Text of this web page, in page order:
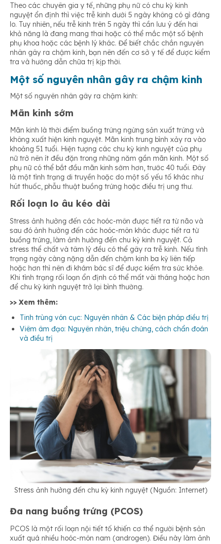
Theo các chuyên gia y tế, những phụ nữ có chu kỳ kinh
nguyệt ổn định thì việc trễ kinh dưới 5 ngày không có gì đáng
lo. Tuy nhiên, nếu trễ kinh trên 5 ngày thì cần lưu ý đến hai
khả năng là đang mang thai hoặc có thể mắc một số bệnh
phụ khoa hoặc các bệnh lý khác. Để biết chắc chắn nguyên
nhân gây ra chậm kinh, bạn nên đến cơ sở y tế để được kiểm
tra và hướng dẫn chữa trị kịp thời.
Một số nguyên nhân gây ra chậm kinh
Một số nguyên nhân gây ra chậm kinh:
Mãn kinh sớm
Mãn kinh là thời điểm buồng trứng ngừng sản xuất trứng và
không xuất hiện kinh nguyệt. Mãn kinh trung bình xảy ra vào
khoảng 51 tuổi. Hiện tượng các chu kỳ kinh nguyệt của phụ
nữ trở nên ít đều đặn trong những năm gần mãn kinh. Một số
phụ nữ có thể bắt đầu mãn kinh sớm hơn, trước 40 tuổi. Đây
là một tình trạng di truyền hoặc do một số yếu tố khác như
hút thuốc, phẫu thuật buồng trứng hoặc điều trị ung thư.
Rối loạn lo âu kéo dài
Stress ảnh hưởng đến các hoóc-môn được tiết ra từ não và
sau đó ảnh hưởng đến các hoóc-môn khác được tiết ra từ
buồng trứng, làm ảnh hưởng đến chu kỳ kinh nguyệt. Cả
stress thể chất và tâm lý đều có thể gây ra trễ kinh. Nếu tình
trạng ngày càng nặng dẫn đến chậm kinh ba kỳ liên tiếp
hoặc hơn thì nên đi khám bác sĩ để được kiểm tra sức khỏe.
Khi tình trạng rối loạn ổn định có thể mất vài tháng hoặc hơn
để chu kỳ kinh nguyệt trở lại bình thường.
>> Xem thêm:
Tinh trùng vón cục: Nguyên nhân & Các biện pháp điều trị
Viêm âm đạo: Nguyên nhân, triệu chứng, cách chẩn đoán
và điều trị
Stress ảnh hưởng đến chu kỳ kinh nguyệt (Nguồn: Internet)
Đa nang buồng trứng (PCOS)
PCOS là một rối loạn nội tiết tố khiến cơ thể người bệnh sản
xuất quá nhiều hoóc-môn nam (androgen). Điều này làm ảnh